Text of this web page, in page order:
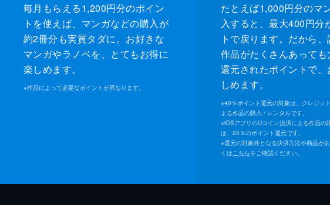
毎月もらえる1,200円分のポイン
トを使えば、マンガなどの購入が
約2冊分も実質タダに。お好きな
マンガやラノベを、とてもお得に
楽しめます。
※作品によって必要なポイントが異なります。
たとえば1,000円分のマ
入すると、最大400円分
トで戻ります。だから
作品がたくさんあっても
還元されたポイントで、
しめます。
※40％ポイント還元の対象は、クレジッ
よる作品の購入 / レンタルです。
※iOSアプリのUコイン決済による作品の
は、20％のポイント還元です。
※還元の対象外となる決済方法や商品が
くはこちらをご確認ください。